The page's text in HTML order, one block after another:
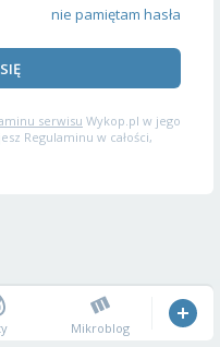
nie pamiętam hasła
serwisu Wykop.pl w jego
Regulaminu w całości,
Mikroblog